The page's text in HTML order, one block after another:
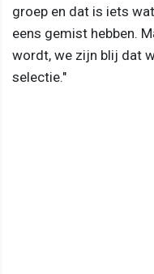
groep en dat is iets
eens gemist hebben.
wordt, we zijn blij dat
selectie."